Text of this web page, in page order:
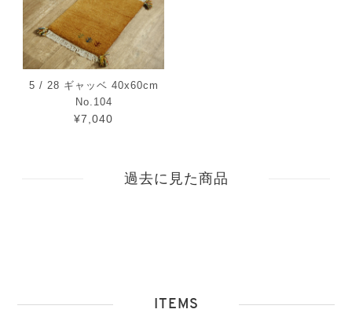
5 / 28 ギャッベ 40x60cm
No.104
¥7,040
過去に見た商品
ITEMS